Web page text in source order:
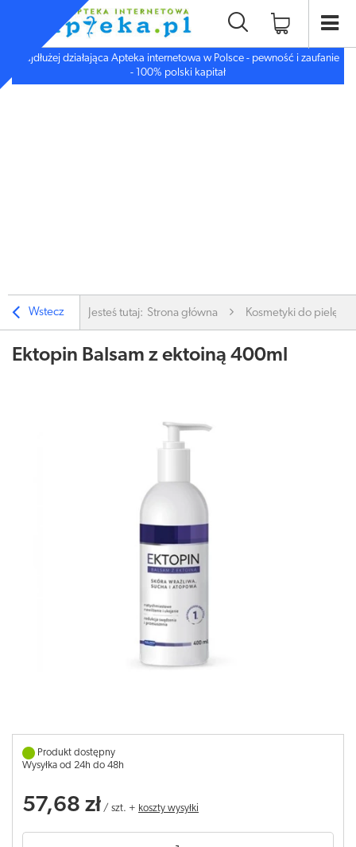
Najdłużej działająca Apteka internetowa w Polsce - pewność i zaufanie
- 100% polski kapitał
Wstecz Jesteś tutaj: Strona główna Kosmetyki do
Ektopin Balsam z ektoiną 400ml
Produkt dostępny
Wysyłka od 24h do 48h
57,68 zł / szt. + koszty wysyłki